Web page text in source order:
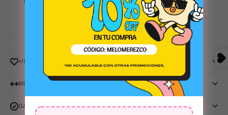
+INFO
MEDIDAS
GARANTIA RALPH